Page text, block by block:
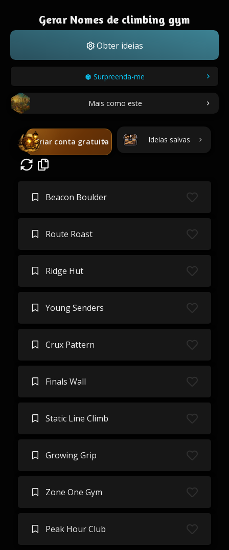
Gerar Nomes de climbing gym
Obter ideias
Surpreenda-me
Mais como este
Criar conta gratuita Ideias salvas
Beacon Boulder
Route Roast
Ridge Hut
Young Senders
Crux Pattern
Finals Wall
Static Line Climb
Growing Grip
Zone One Gym
Peak Hour Club